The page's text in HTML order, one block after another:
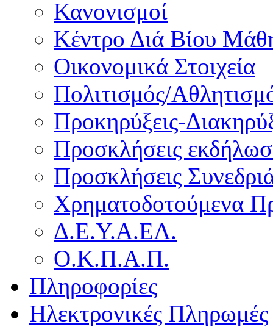
Κανονισμοί
Κέντρο Διά Βίου
Οικονομικά Στοιχεία
Πολιτισμός/
Προκηρύξεις-
Προσκλήσεις
Προσκλήσεις
Χρηματοδοτούμενα
Δ.Ε.Υ.Α.ΕΛ.
Ο.Κ.Π.Α.Π.
Πληροφορίες
Ηλεκτρονικές Πληρωμές